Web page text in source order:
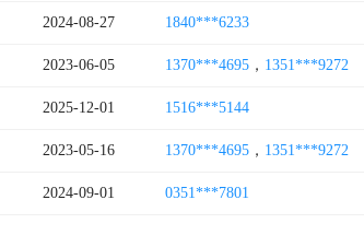
2024-08-27 1840***6233
2023-06-05 1370***4695 ， 1351***9272
2025-12-01 1516***5144
2023-05-16 1370***4695 ， 1351***9272
2024-09-01 0351***7801